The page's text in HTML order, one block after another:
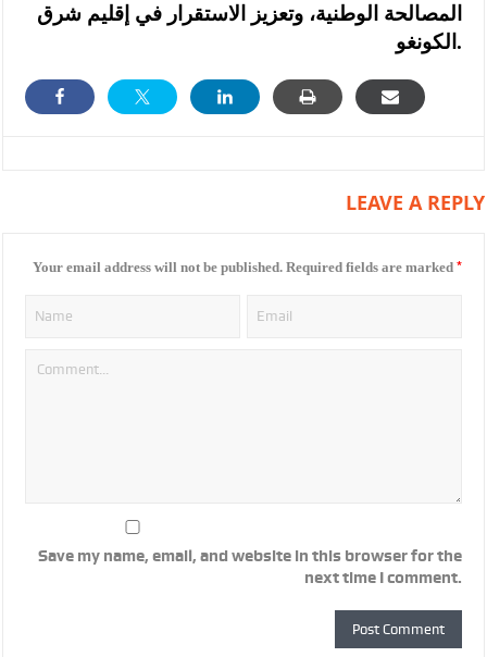
المصالحة الوطنية، وتعزيز الاستقرار في إقليم شرق
الكونغو.
LEAVE A REPLY
Your email address will not be published. Required fields are marked *
Save my name, email, and website in this browser for the
next time I comment.